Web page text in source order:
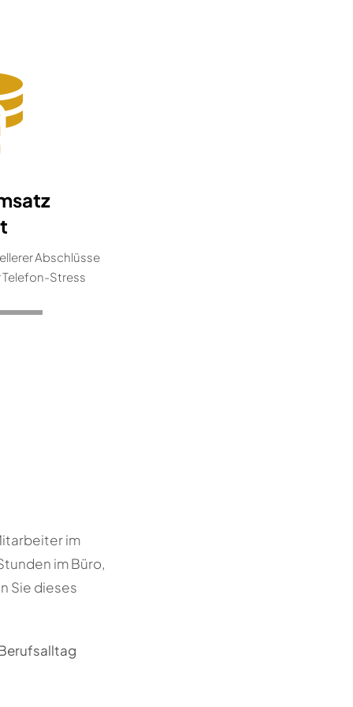
Abschlüsse
Telefon-Stress
im
im Büro,
Sie dieses